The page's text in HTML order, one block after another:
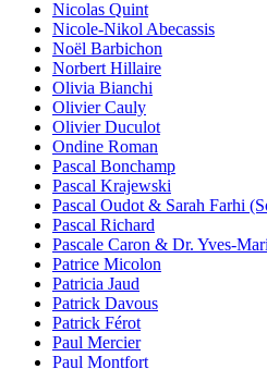
Nicolas Quint
Nicole-Nikol Abecassis
Noël Barbichon
Norbert Hillaire
Olivia Bianchi
Olivier Cauly
Olivier Duculot
Ondine Roman
Pascal Bonchamp
Pascal Krajewski
Pascal Oudot & Sarah Farhi
Pascal Richard
Pascale Caron & Dr. Yves-
Patrice Micolon
Patricia Jaud
Patrick Davous
Patrick Férot
Paul Mercier
Paul Montfort